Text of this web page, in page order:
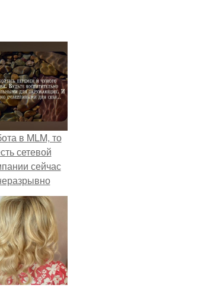
в MLM, то
сетевой
сейчас
с создание
контента,
страницы в
соц сетях.